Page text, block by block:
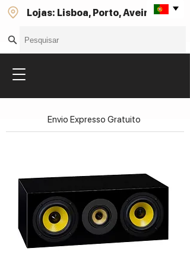
Lojas: Lisboa, Porto, Aveiro
Envio Expresso Gratuito